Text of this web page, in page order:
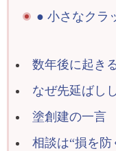
● 小さなクラ
数年後に起き
なぜ先延ばし
塗創建の一言
相談は“損を防